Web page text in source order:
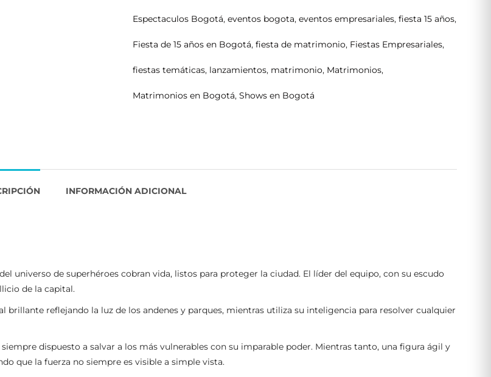
Espectaculos Bogotá,eventos bogota,eventos empresariales,fiesta 15 años,
Fiesta de 15 años en Bogotá,fiesta de matrimonio, Fiestas Empresariales,
fiestas temáticas, lanzamientos, matrimonio, Matrimonios,
Matrimonios en Bogotá,Shows en Bogotá
INFORMACIÓN ADICIONAL
universo de superhéroes cobran vida, listos para proteger la ciudad. El líder del equipo, con su escudo
de la capital.
reflejando la luz de los andenes y parques, mientras utiliza su inteligencia para resolver cualquier
dispuesto a salvar a los más vulnerables con su imparable poder. Mientras tanto, una figura ágil y
que la fuerza no siempre es visible a simple vista.